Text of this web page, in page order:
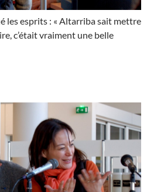
les esprits : « Altarriba sait mettre
c’était vraiment une belle